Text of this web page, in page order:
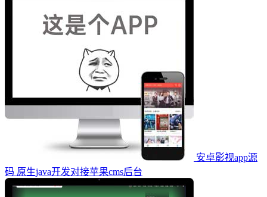
安卓影视app源
码 原生java开发对接苹果cms后台